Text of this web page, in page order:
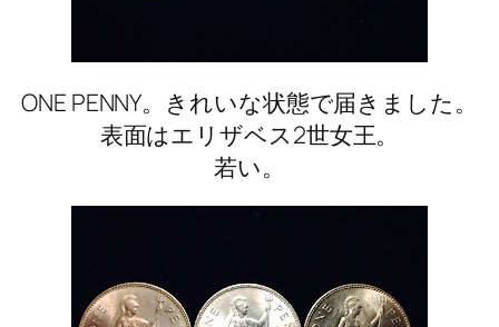
ONE PENNY。きれいな状態で届きました。
表面はエリザベス2世女王。
若い。